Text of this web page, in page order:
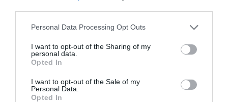
Personal Data Processing Opt Outs
I want to opt-out of the Sharing of my
personal data.
Opted In
I want to opt-out of the Sale of my
Personal Data.
Opted In
Añadir2Playbookcomo fuente preferida de Google
de forma gratuita
Mantente informado con las últimas noticias de actualidad.
Compartir